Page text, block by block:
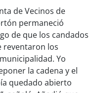
de Vecinos de
permaneció
de que los candados
reventaron los
Yo
la cadena y el
quedado abierto